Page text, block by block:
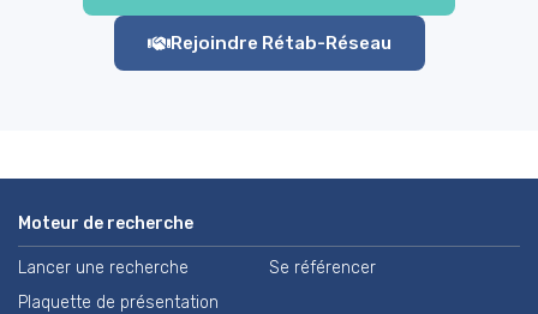
Rejoindre Rétab-Réseau
Moteur de recherche
Lancer une recherche
Se référencer
Plaquette de présentation